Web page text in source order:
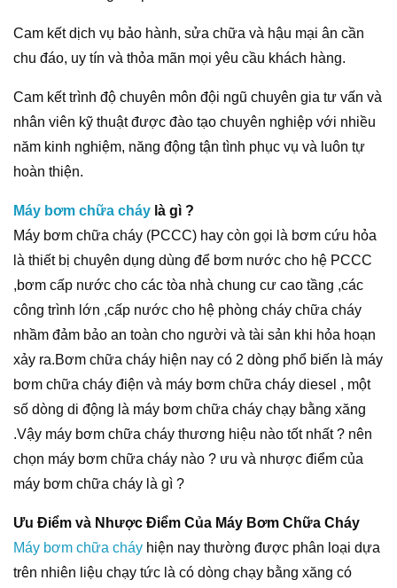
Cam kết dịch vụ bảo hành, sửa chữa và hậu mại ân cần
chu đáo, uy tín và thỏa mãn mọi yêu cầu khách hàng.
Cam kết trình độ chuyên môn đội ngũ chuyên gia tư vấn và
nhân viên kỹ thuật được đào tạo chuyên nghiệp với nhiều
năm kinh nghiệm, năng động tận tình phục vụ và luôn tự
hoàn thiện.
Máy bơm chữa cháy là gì ?
Máy bơm chữa cháy (PCCC) hay còn gọi là bơm cứu hỏa
là thiết bị chuyên dụng dùng để bơm nước cho hệ PCCC
,bơm cấp nước cho các tòa nhà chung cư cao tầng ,các
công trình lớn ,cấp nước cho hệ phòng cháy chữa cháy
nhầm đảm bảo an toàn cho người và tài sản khi hỏa hoạn
xảy ra.Bơm chữa cháy hiện nay có 2 dòng phổ biến là máy
bơm chữa cháy điện và máy bơm chữa cháy diesel , một
số dòng di động là máy bơm chữa cháy chạy bằng xăng
.Vậy máy bơm chữa cháy thương hiệu nào tốt nhất ? nên
chọn máy bơm chữa cháy nào ? ưu và nhược điểm của
máy bơm chữa cháy là gì ?
Ưu Điểm và Nhược Điểm Của Máy Bơm Chữa Cháy
Máy bơm chữa cháy hiện nay thường được phân loại dựa
trên nhiên liệu chạy tức là có dòng chạy bằng xăng có